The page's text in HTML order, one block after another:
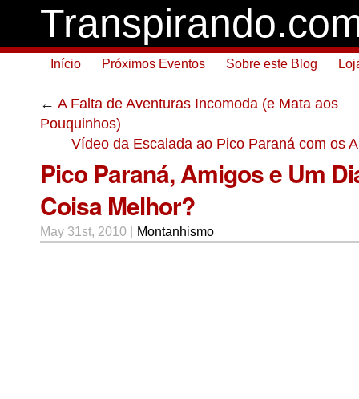
Início Próximos Eventos Sobre este Blog
← A Falta de Aventuras Incomoda (e Mata aos
Pouquinhos)
Vídeo da Escalada ao Pico Paraná com os
Pico Paraná, Amigos e Um
Coisa Melhor?
May 31st, 2010 | Montanhismo